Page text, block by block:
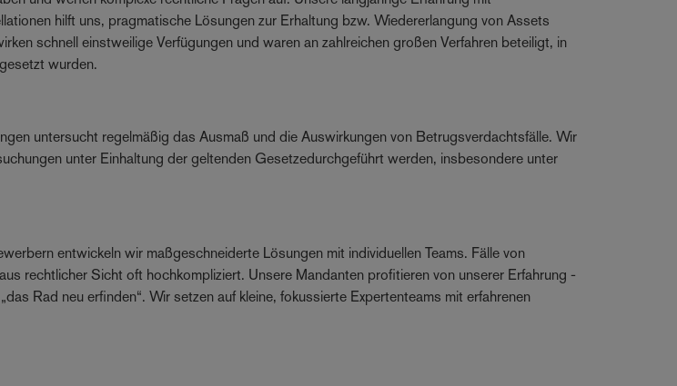
hilft uns, pragmatische Lösungen zur Erhaltung bzw. Wiedererlangung von Assets
schnell einstweilige Verfügungen und waren an zahlreichen großen Verfahren beteiligt, in
wurden.
untersucht regelmäßig das Ausmaß und die Auswirkungen von Betrugsverdachtsfälle. Wir
unter Einhaltung der geltenden Gesetzedurchgeführt werden, insbesondere unter
entwickeln wir maßgeschneiderte Lösungen mit individuellen Teams. Fälle von
rechtlicher Sicht oft hochkompliziert. Unsere Mandanten profitieren von unserer Erfahrung -
Rad neu erfinden“. Wir setzen auf kleine, fokussierte Expertenteams mit erfahrenen